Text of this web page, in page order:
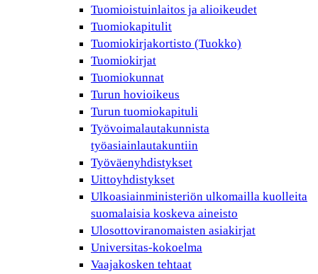
Tuomioistuinlaitos ja alioikeudet
Tuomiokapitulit
Tuomiokirjakortisto (Tuokko)
Tuomiokirjat
Tuomiokunnat
Turun hovioikeus
Turun tuomiokapituli
Työvoimalautakunnista
työasiainlautakuntiin
Työväenyhdistykset
Uittoyhdistykset
Ulkoasiainministeriön ulkomailla kuolleita
suomalaisia koskeva aineisto
Ulosottoviranomaisten asiakirjat
Universitas-kokoelma
Vaajakosken tehtaat